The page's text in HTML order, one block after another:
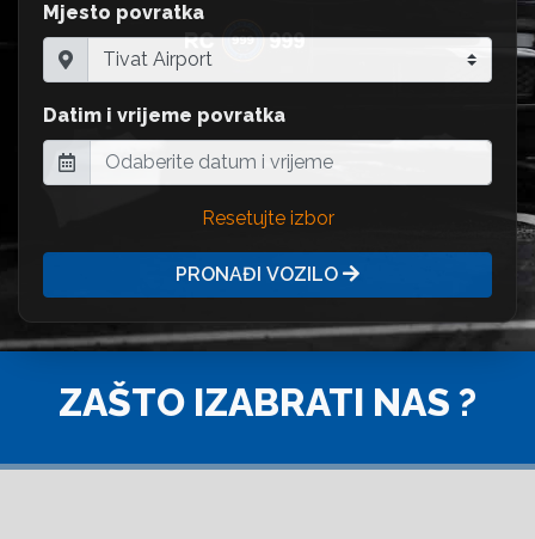
Mjesto povratka
Datim i vrijeme povratka
Resetujte izbor
PRONAĐI VOZILO
ZAŠTO IZABRATI NAS ?